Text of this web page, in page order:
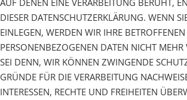
AUF DENEN EINE VERARBEITUNG BERUHT,
DIESER DATENSCHUTZERKLÄRUNG. WENN
EINLEGEN, WERDEN WIR IHRE BETROFFENEN
PERSONENBEZOGENEN DATEN NICHT MEHR
SEI DENN, WIR KÖNNEN ZWINGENDE
GRÜNDE FÜR DIE VERARBEITUNG
INTERESSEN, RECHTE UND FREIHEITEN